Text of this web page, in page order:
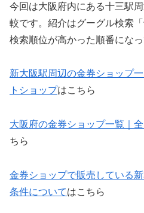
今回は大阪府内にある十三駅
較です。紹介はグーグル検索
検索順位が高かった順番になっ
新大阪駅周辺の金券ショップ
トショップはこちら
大阪府の金券ショップ一覧｜
ちら
金券ショップで販売している
条件についてはこちら